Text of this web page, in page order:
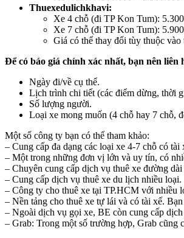
Thuexedulichkhavi:
Xe 4 chỗ (đi TP Kon Tum):
Xe 7 chỗ (đi TP Kon Tum):
Giá có thể thay đổi tùy thuộc
Để có báo giá chính xác nhất, bạn nên
Ngày đi/về cụ thể.
Lịch trình chi tiết (các điểm dừng, thời
Số lượng người.
Loại xe mong muốn (4 chỗ hay 7 chỗ,
Một số công ty bạn có thể tham khảo:
– Cung cấp đa dạng các loại xe 4-7 chỗ có
– Một trong những đơn vị lớn và uy tín, có
– Chuyên cung cấp dịch vụ thuê xe đường
– Cung cấp dịch vụ thuê xe du lịch nhiều loại.
– Công ty cho thuê xe tại TP.HCM với nhiều
– Nền tảng cho thuê xe tự lái và có tài xế.
– Ngoài dịch vụ gọi xe, BE còn cung cấp
– Grab: Trong một số trường hợp, Grab cũng